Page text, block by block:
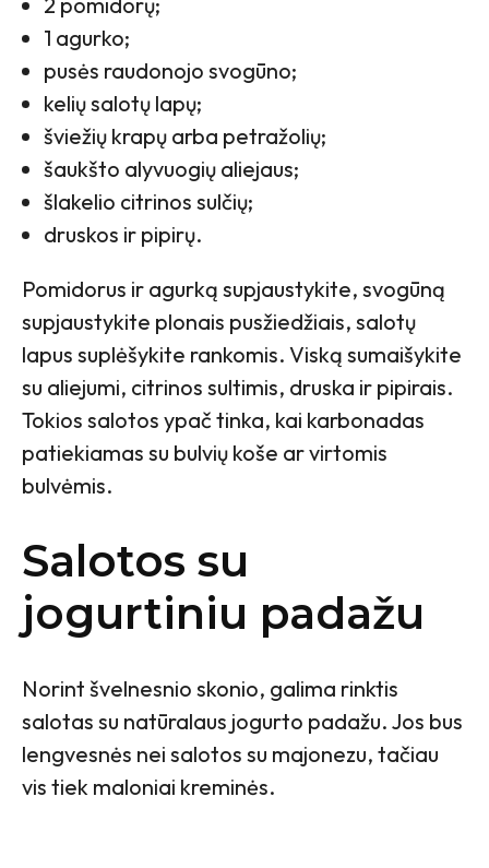
1 agurko;
pusės raudonojo svogūno;
kelių salotų lapų;
šviežių krapų arba petražolių;
šaukšto alyvuogių aliejaus;
šlakelio citrinos sulčių;
druskos ir pipirų.
Pomidorus ir agurką supjaustykite, svogūną
supjaustykite plonais pusžiedžiais, salotų
lapus suplėšykite rankomis. Viską sumaišykite
su aliejumi, citrinos sultimis, druska ir pipirais.
Tokios salotos ypač tinka, kai karbonadas
patiekiamas su bulvių koše ar virtomis
bulvėmis.
Salotos su
jogurtiniu padažu
Norint švelnesnio skonio, galima rinktis
salotas su natūralaus jogurto padažu. Jos bus
lengvesnės nei salotos su majonezu, tačiau
vis tiek maloniai kreminės.